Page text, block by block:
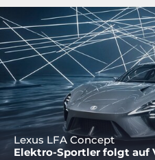
Lexus LFA Concept
Elektro-Sportler folgt auf